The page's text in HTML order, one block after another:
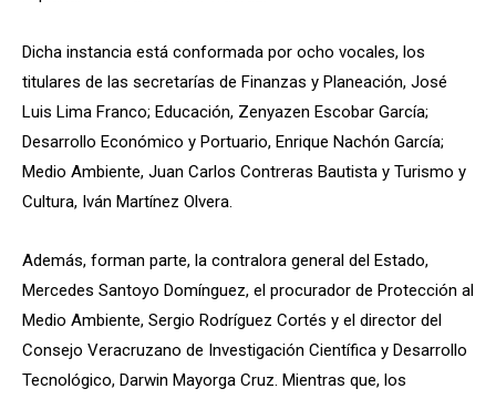
Dicha instancia está conformada por ocho vocales, los
titulares de las secretarías de Finanzas y Planeación, José
Luis Lima Franco; Educación, Zenyazen Escobar García;
Desarrollo Económico y Portuario, Enrique Nachón García;
Medio Ambiente, Juan Carlos Contreras Bautista y Turismo y
Cultura, Iván Martínez Olvera.
Además, forman parte, la contralora general del Estado,
Mercedes Santoyo Domínguez, el procurador de Protección al
Medio Ambiente, Sergio Rodríguez Cortés y el director del
Consejo Veracruzano de Investigación Científica y Desarrollo
Tecnológico, Darwin Mayorga Cruz. Mientras que, los